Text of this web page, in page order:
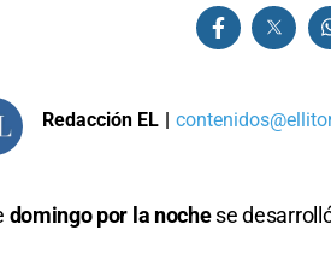
Redacción EL |
domingo por la nochese